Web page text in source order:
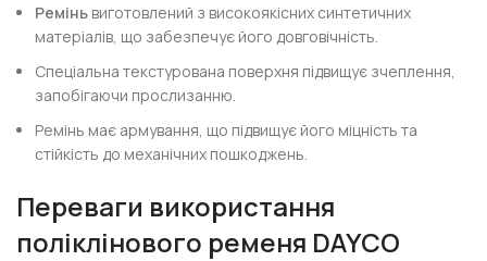
Ремінь виготовлений з високоякісних синтетичних
матеріалів, що забезпечує його довговічність.
Спеціальна текстурована поверхня підвищує зчеплення,
запобігаючи прослизанню.
Ремінь має армування, що підвищує його міцність та
стійкість до механічних пошкоджень.
Переваги використання
поліклінового ременя DAYCO